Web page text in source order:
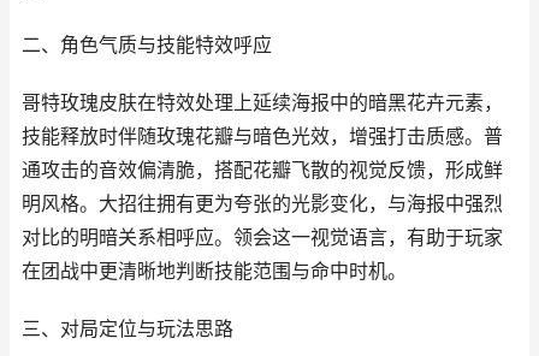
二、角色气质与技能特效呼应
哥特玫瑰皮肤在特效处理上延续海报中的暗黑花卉元素，
技能释放时伴随玫瑰花瓣与暗色光效，增强打击质感。普
通攻击的音效偏清脆，搭配花瓣飞散的视觉反馈，形成鲜
明风格。大招往拥有更为夸张的光影变化，与海报中强烈
对比的明暗关系相呼应。领会这一视觉语言，有助于玩家
在团战中更清晰地判断技能范围与命中时机。
三、对局定位与玩法思路